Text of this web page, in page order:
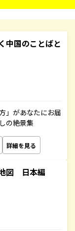
中国のことばと
」があなたにお届
の絶景集
詳細を見る
図 日本編